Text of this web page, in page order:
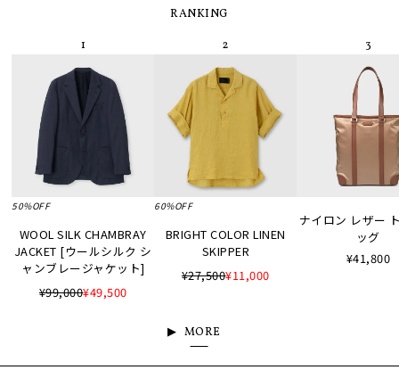
RANKING
50%OFF
WOOL SILK CHAMBRAY
JACKET [ウールシルク シ
ャンブレージャケット]
¥99,000¥49,500
60%OFF
BRIGHT COLOR LINEN
SKIPPER
¥27,500¥11,000
ナイロン レザー
ッグ
¥41,800
MORE